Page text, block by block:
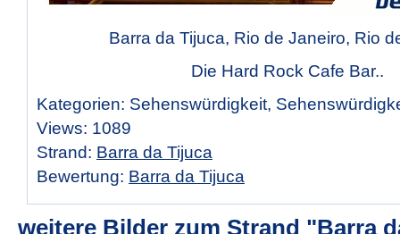
Barra da Tijuca, Rio de Janeiro, Rio
Die Hard Rock Cafe Bar..
Kategorien: Sehenswürdigkeit,
Views: 1089
Strand: Barra da Tijuca
Bewertung: Barra da Tijuca
weitere Bilder zum Strand "Barra